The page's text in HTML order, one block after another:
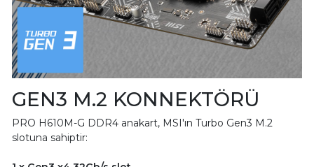
GEN3 M.2 KONNEKTÖRÜ
PRO H610M-G DDR4 anakart, MSI'ın Turbo Gen3 M.2
slotuna sahiptir: